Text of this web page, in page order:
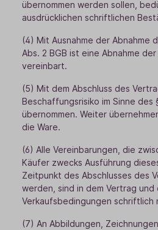
übernommen werden sollen,
ausdrücklichen schriftlichen
(4) Mit Ausnahme der Abnahme
Abs. 2 BGB ist eine Abnahme
vereinbart.
(5) Mit dem Abschluss des
Beschaffungsrisiko im Sinne des
übernommen. Weiter
die Ware.
(6) Alle Vereinbarungen, die
Käufer zwecks Ausführung
Zeitpunkt des Abschlusses des
werden, sind in dem Vertrag und
Verkaufsbedingungen schriftlich
(7) An Abbildungen,